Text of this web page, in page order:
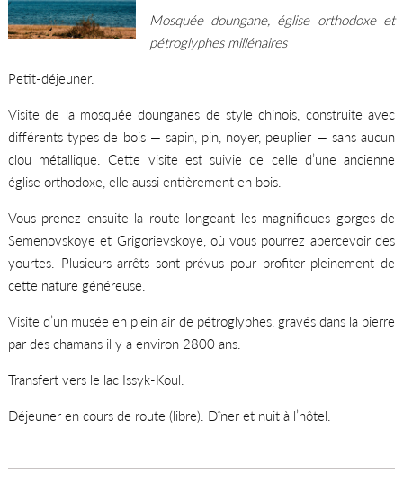
Mosquée doungane, église orthodoxe et
pétroglyphes millénaires
Petit-déjeuner.
Visite de la mosquée dounganes de style chinois, construite avec
différents types de bois — sapin, pin, noyer, peuplier — sans aucun
clou métallique. Cette visite est suivie de celle d’une ancienne
église orthodoxe, elle aussi entièrement en bois.
Vous prenez ensuite la route longeant les magnifiques gorges de
Semenovskoye et Grigorievskoye, où vous pourrez apercevoir des
yourtes. Plusieurs arrêts sont prévus pour profiter pleinement de
cette nature généreuse.
Visite d’un musée en plein air de pétroglyphes, gravés dans la pierre
par des chamans il y a environ 2800 ans.
Transfert vers le lac Issyk-Koul.
Déjeuner en cours de route (libre). Dîner et nuit à l’hôtel.